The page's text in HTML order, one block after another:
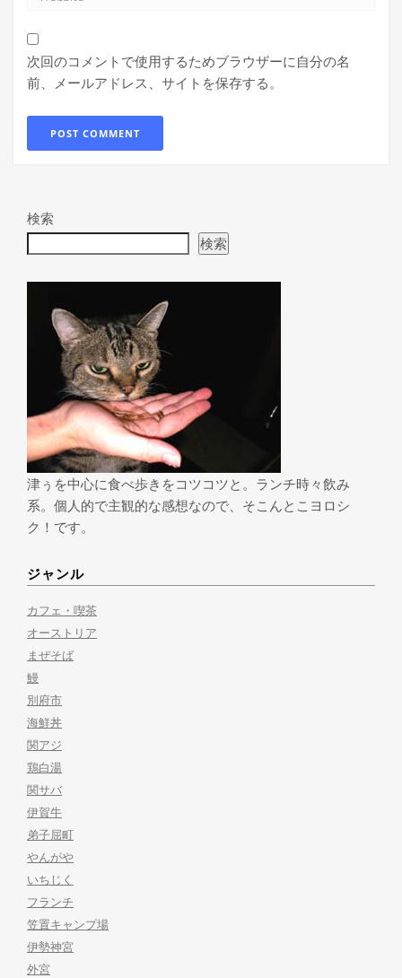
次回のコメントで使用するためブラウザーに自分の名
前、メールアドレス、サイトを保存する。
検索
検索
津ぅを中心に食べ歩きをコツコツと。ランチ時々飲み
系。個人的で主観的な感想なので、そこんとこヨロシ
ク！です。
ジャンル
カフェ・喫茶
オーストリア
まぜそば
鰻
別府市
海鮮丼
関アジ
鶏白湯
関サバ
伊賀牛
弟子屈町
やんがや
いちじく
フランチ
笠置キャンプ場
伊勢神宮
外宮